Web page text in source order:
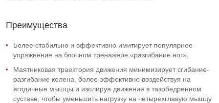
Преимущества
Более стабильно и эффективно имитирует популярное
упражнение на блочном тренажере «разгибание ног».
Маятниковая траектория движения минимизирует сгибание-
разгибание колена, более эффективно воздействуя на
ягодичные мышцы и изолируя движение в тазобедренном
суставе, чтобы уменьшить нагрузку на четырехглавую мышцу